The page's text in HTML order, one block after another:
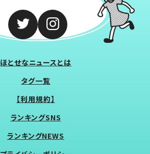
ほとせなニュースとは
タグ一覧
【利用規約】
ランキングSNS
ランキングNEWS